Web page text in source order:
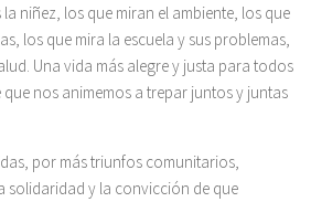
niñez, los que miran el ambiente, los que
los que mira la escuela y sus problemas,
Una vida más alegre y justa para todos
que nos animemos a trepar juntos y juntas
por más triunfos comunitarios,
solidaridad y la convicción de que